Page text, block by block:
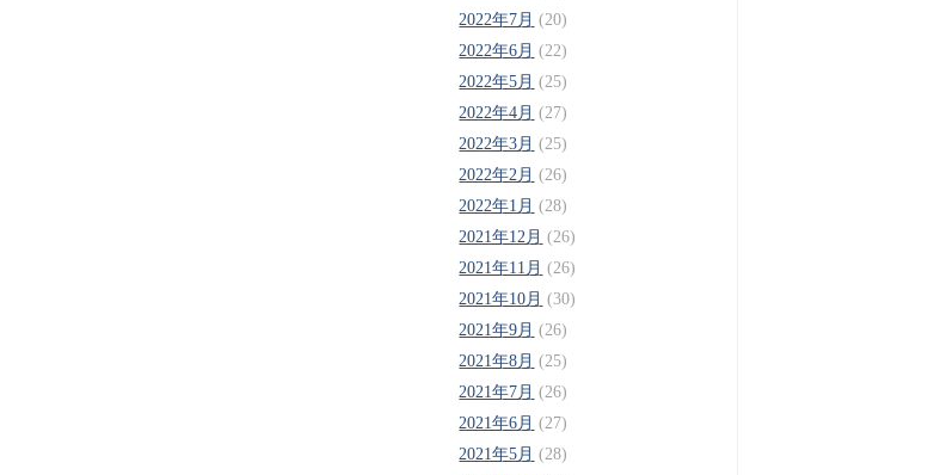
2022年7月 (20)
2022年6月 (22)
2022年5月 (25)
2022年4月 (27)
2022年3月 (25)
2022年2月 (26)
2022年1月 (28)
2021年12月 (26)
2021年11月 (26)
2021年10月 (30)
2021年9月 (26)
2021年8月 (25)
2021年7月 (26)
2021年6月 (27)
2021年5月 (28)